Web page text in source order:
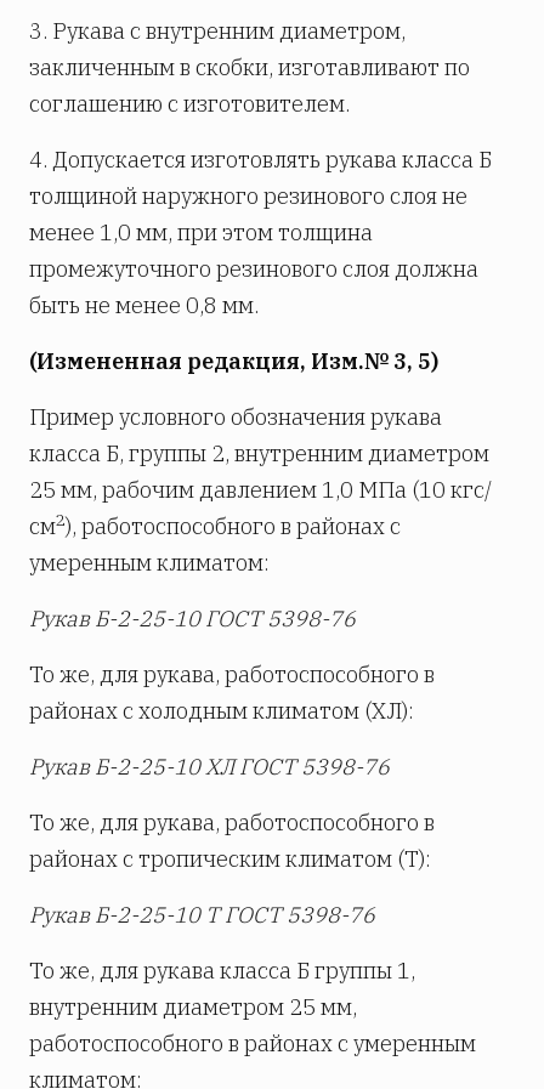
3. Рукава с внутренним диаметром,
закличенным в скобки, изготавливают по
соглашению с изготовителем.
4. Допускается изготовлять рукава класса Б
толщиной наружного резинового слоя не
менее 1,0 мм, при этом толщина
промежуточного резинового слоя должна
быть не менее 0,8 мм.
(Измененная редакция, Изм.№ 3, 5)
Пример условного обозначения рукава
класса Б, группы 2, внутренним диаметром
25 мм, рабочим давлением 1,0 МПа (10 кгс/
см2), работоспособного в районах с
умеренным климатом:
Рукав Б-2-25-10 ГОСТ 5398-76
То же, для рукава, работоспособного в
районах с холодным климатом (ХЛ):
Рукав Б-2-25-10 ХЛ ГОСТ 5398-76
То же, для рукава, работоспособного в
районах с тропическим климатом (Т):
Рукав Б-2-25-10 Т ГОСТ 5398-76
То же, для рукава класса Б группы 1,
внутренним диаметром 25 мм,
работоспособного в районах с умеренным
климатом: